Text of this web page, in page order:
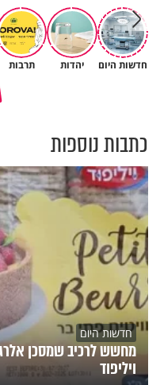
חדשות היום יהדות תרבות
תהיו אהרון הכהן - תשכינו
כתבות נוספות
חדשות היום
מחשש לרכיב שמסכן
ויליפוד